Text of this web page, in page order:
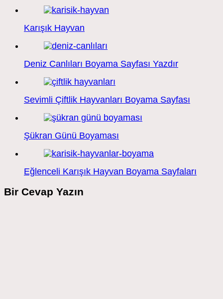
Karışık Hayvan
Deniz Canlıları Boyama Sayfası Yazdır
Sevimli Çiftlik Hayvanları Boyama Sayfası
Şükran Günü Boyaması
Eğlenceli Karışık Hayvan Boyama Sayfaları
Bir Cevap Yazın